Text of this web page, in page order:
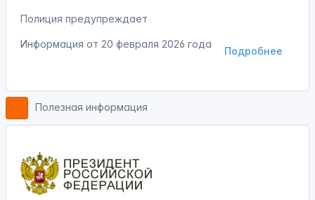
Полиция предупреждает
Подробнее
Информация от 20 февраля 2026 года
Полезная информация